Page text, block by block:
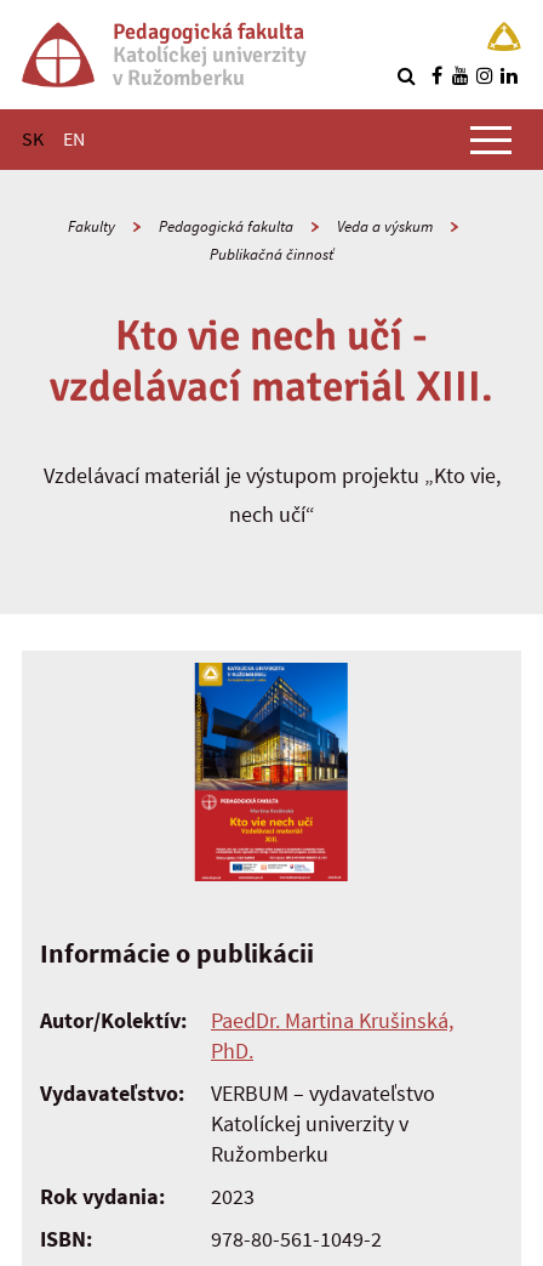
Pedagogická fakulta
Katolíckej univerzity
v Ružomberku
SK EN
Hlavné menu
Fakulty Pedagogická fakulta
Veda a výskum
Publikačná činnosť
Kto vie nech učí -
vzdelávací materiál XIII.
Vzdelávací materiál je výstupom projektu „Kto vie,
nech učí“
Informácie o publikácii
Autor/Kolektív:
PaedDr. Martina Krušinská,
PhD.
Vydavateľstvo:
VERBUM – vydavateľstvo
Katolíckej univerzity v
Ružomberku
Rok vydania:
2023
ISBN:
978-80-561-1049-2